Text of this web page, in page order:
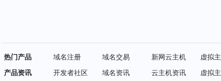
热门产品 域名注册 域名交易 新网云主机
虚拟
产品资讯
开发者社区 域名资讯 云主机资讯
虚拟